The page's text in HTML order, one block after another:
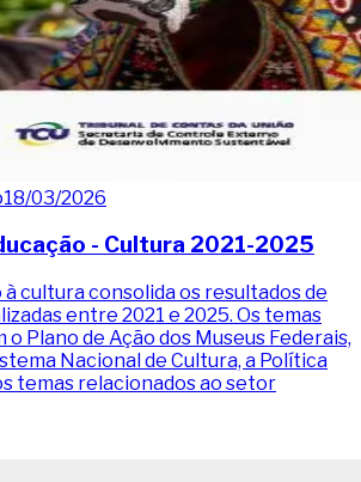
18/03/2026
- Cultura 2021-2025
cultura consolida os resultados de
entre 2021 e 2025. Os temas
Plano de Ação dos Museus Federais,
Nacional de Cultura, a Política
temas relacionados ao setor